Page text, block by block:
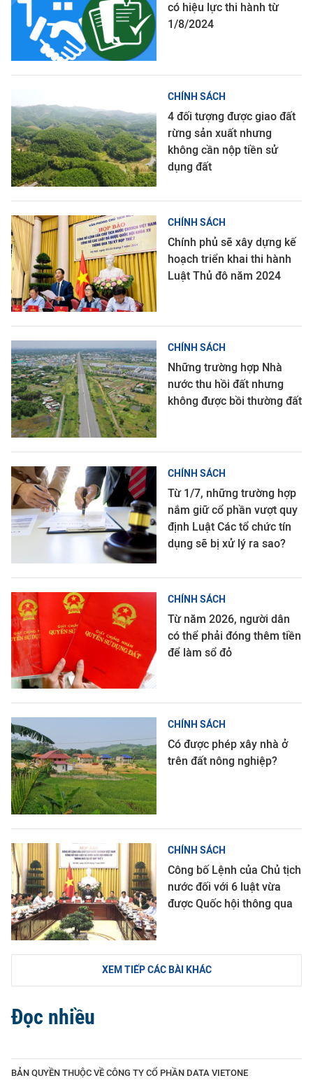
có hiệu lực thi hành từ
1/8/2024
CHÍNH SÁCH
4 đối tượng được giao đất
rừng sản xuất nhưng
không cần nộp tiền sử
dụng đất
CHÍNH SÁCH
Chính phủ sẽ xây dựng kế
hoạch triển khai thi hành
Luật Thủ đô năm 2024
CHÍNH SÁCH
Những trường hợp Nhà
nước thu hồi đất nhưng
không được bồi thường đất
CHÍNH SÁCH
Từ 1/7, những trường hợp
nắm giữ cổ phần vượt quy
định Luật Các tổ chức tín
dụng sẽ bị xử lý ra sao?
CHÍNH SÁCH
Từ năm 2026, người dân
có thể phải đóng thêm tiền
để làm sổ đỏ
CHÍNH SÁCH
Có được phép xây nhà ở
trên đất nông nghiệp?
CHÍNH SÁCH
Công bố Lệnh của Chủ tịch
nước đối với 6 luật vừa
được Quốc hội thông qua
XEM TIẾP CÁC BÀI KHÁC
Đọc nhiều
BẢN QUYỀN THUỘC VỀ CÔNG TY CỔ PHẦN DATA VIETONE